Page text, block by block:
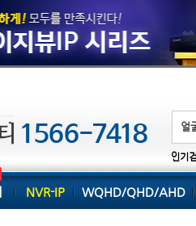
인기
NVR-IP WQHD/QHD/AHD